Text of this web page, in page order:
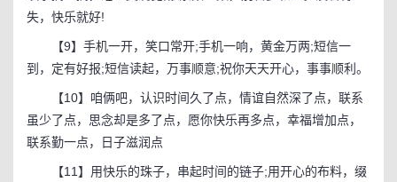
失，快乐就好!
【9】手机一开，笑口常开;手机一响，黄金万两;短信一
到，定有好报;短信读起，万事顺意;祝你天天开心，事事顺利。
【10】咱俩吧，认识时间久了点，情谊自然深了点，联系
虽少了点，思念却是多了点，愿你快乐再多点，幸福增加点，
联系勤一点，日子滋润点
【11】用快乐的珠子，串起时间的链子;用开心的布料，缀